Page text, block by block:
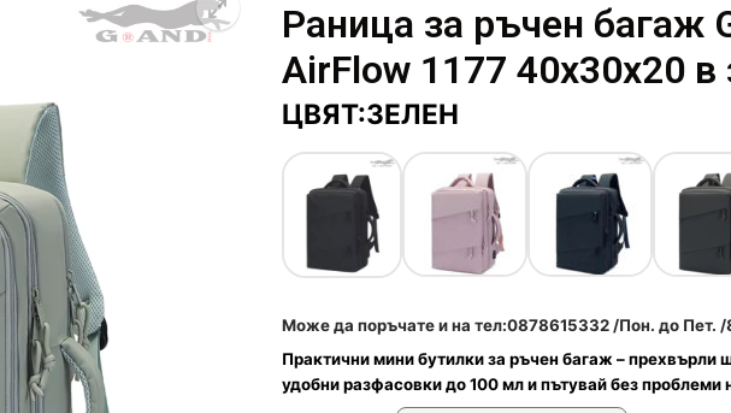
40/23 см
77см
за пътуване
багаж 40x30x20
чанти
чантикожа
и водоустойчиви
и документи
пътуване
Раница за ръчен багаж
AirFlow 1177 40x30x20 в
ЦВЯТ:ЗЕЛЕН
Може да поръчате и на тел:0878615332 /Пон. до Пет.
Практични мини бутилки за ръчен багаж – прехвърли
удобни разфасовки до 100 мл и пътувай без проблеми